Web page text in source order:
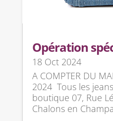
Opération
18 Oct 2024
A COMPTER DU
2024 Tous les
boutique 07, Rue
Chalons en